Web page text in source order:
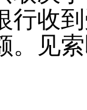
行收
。见